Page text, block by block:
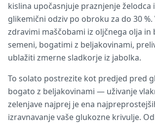
kislina upočasnjuje praznjenje želodca
glikemični odziv po obroku za do 30
zdravimi maščobami iz oljčnega olja in
semeni, bogatimi z beljakovinami,
ublažiti zmerne sladkorje iz jabolka.
To solato postrezite kot predjed pred
bogato z beljakovinami — uživanje
zelenjave najprej je ena
izravnavanje vaše glukozne krivulje.